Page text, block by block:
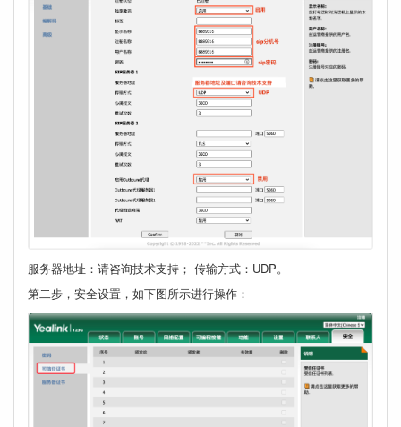
服务器地址：请咨询技术支持； 传输方式：UDP。
第二步，安全设置，如下图所示进行操作：